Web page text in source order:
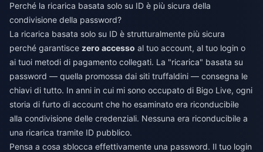
Perché la ricarica basata solo su ID è più sicura della
condivisione della password?
La ricarica basata solo su ID è strutturalmente più sicura
perché garantisce zero accesso al tuo account, al tuo login o
ai tuoi metodi di pagamento collegati. La "ricarica" basata su
password — quella promossa dai siti truffaldini — consegna le
chiavi di tutto. In anni in cui mi sono occupato di Bigo Live, ogni
storia di furto di account che ho esaminato era riconducibile
alla condivisione delle credenziali. Nessuna era riconducibile a
una ricarica tramite ID pubblico.
Pensa a cosa sblocca effettivamente una password. Il tuo login